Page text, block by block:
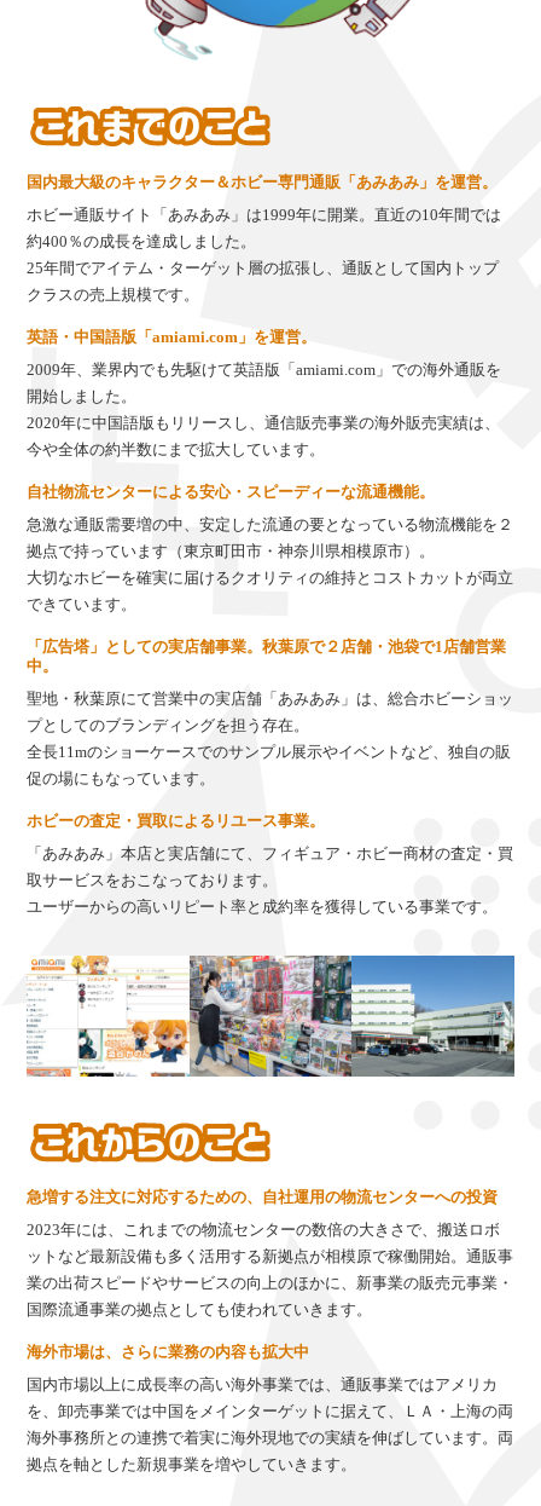
国内最大級のキャラクター＆ホビー専門通販「あみあみ」を運営。
ホビー通販サイト「あみあみ」は1999年に開業。直近の10年間では
約400％の成長を達成しました。
25年間でアイテム・ターゲット層の拡張し、通販として国内トップ
クラスの売上規模です。
英語・中国語版「amiami.com」を運営。
2009年、業界内でも先駆けて英語版「amiami.com」での海外通販を
開始しました。
2020年に中国語版もリリースし、通信販売事業の海外販売実績は、
今や全体の約半数にまで拡大しています。
自社物流センターによる安心・スピーディーな流通機能。
急激な通販需要増の中、安定した流通の要となっている物流機能を２
拠点で持っています（東京町田市・神奈川県相模原市）。
大切なホビーを確実に届けるクオリティの維持とコストカットが両立
できています。
「広告塔」としての実店舗事業。秋葉原で２店舗・池袋で1店舗営業
中。
聖地・秋葉原にて営業中の実店舗「あみあみ」は、総合ホビーショッ
プとしてのブランディングを担う存在。
全長11mのショーケースでのサンプル展示やイベントなど、独自の販
促の場にもなっています。
ホビーの査定・買取によるリユース事業。
「あみあみ」本店と実店舗にて、フィギュア・ホビー商材の査定・買
取サービスをおこなっております。
ユーザーからの高いリピート率と成約率を獲得している事業です。
急増する注文に対応するための、自社運用の物流センターへの投資
2023年には、これまでの物流センターの数倍の大きさで、搬送ロボ
ットなど最新設備も多く活用する新拠点が相模原で稼働開始。通販事
業の出荷スピードやサービスの向上のほかに、新事業の販売元事業・
国際流通事業の拠点としても使われていきます。
海外市場は、さらに業務の内容も拡大中
国内市場以上に成長率の高い海外事業では、通販事業ではアメリカ
を、卸売事業では中国をメインターゲットに据えて、ＬＡ・上海の両
海外事務所との連携で着実に海外現地での実績を伸ばしています。両
拠点を軸とした新規事業を増やしていきます。